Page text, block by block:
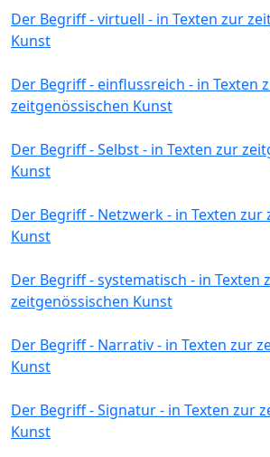
Der Begriff - virtuell - in Texten zur
Kunst
Der Begriff - einflussreich - in Texten
zeitgenössischen Kunst
Der Begriff - Selbst - in Texten zur
Kunst
Der Begriff - Netzwerk - in Texten zur
Kunst
Der Begriff - systematisch - in Texten
zeitgenössischen Kunst
Der Begriff - Narrativ - in Texten zur
Kunst
Der Begriff - Signatur - in Texten zur
Kunst